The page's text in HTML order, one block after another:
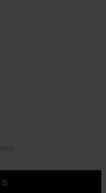
DIAPOSITIVE 1